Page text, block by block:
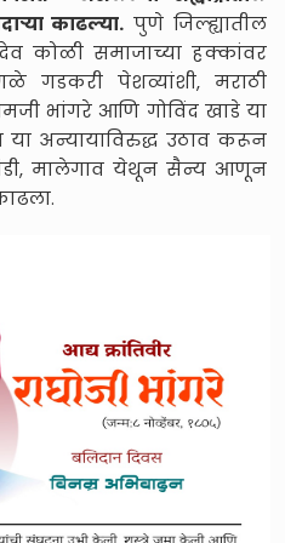
काढल्या. पुणे जिल्ह्यातील
कोळी समाजाच्या हक्कांवर
गडकरी पेशव्यांशी, मराठी
भांगरे आणि गोविंद खाडे या
या अन्यायाविरुद्ध उठाव करून
मालेगाव येथून सैन्य आणून